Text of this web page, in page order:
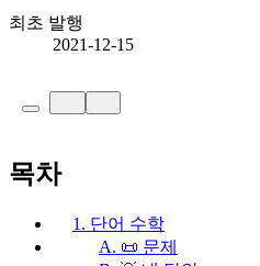
최초 발행
2021-12-15
목차
1. 단어 수학
A. 📜 문제